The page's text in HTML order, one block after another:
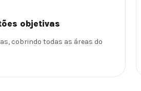
objetivas
cobrindo todas as áreas do